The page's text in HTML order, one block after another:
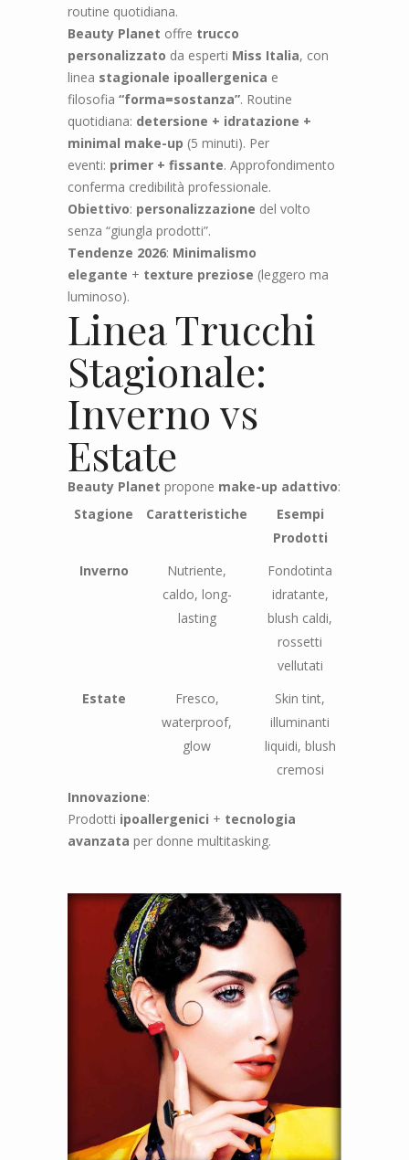
routine quotidiana.
Beauty Planet offre trucco
personalizzato da esperti Miss Italia, con
linea stagionale ipoallergenica e
filosofia “forma=sostanza”. Routine
quotidiana: detersione + idratazione +
minimal make-up (5 minuti). Per
eventi: primer + fissante. Approfondimento
conferma credibilità professionale.
Obiettivo: personalizzazione del volto
senza “giungla prodotti”.
Tendenze 2026: Minimalismo
elegante + texture preziose (leggero ma
luminoso).
Linea Trucchi
Stagionale:
Inverno vs
Estate
Beauty Planet propone make-up adattivo:
Stagione
Caratteristiche
Esempi
Prodotti
Inverno
Nutriente,
caldo, long-
lasting
Fondotinta
idratante,
blush caldi,
rossetti
vellutati
Estate
Fresco,
waterproof,
glow
Skin tint,
illuminanti
liquidi, blush
cremosi
Innovazione:
Prodotti ipoallergenici + tecnologia
avanzata per donne multitasking.